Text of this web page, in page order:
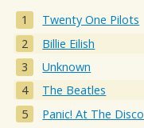
Twenty One Pilots
Billie Eilish
Unknown
The Beatles
Panic! At The Disco